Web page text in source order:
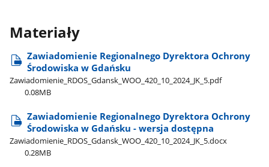
Materiały
Zawiadomienie Regionalnego Dyrektora Ochrony
Środowiska w Gdańsku
Zawiadomienie​_RDOS​_Gdansk​_WOO​_420​_10​_2024​_JK​_5.pdf
0.08MB
Zawiadomienie Regionalnego Dyrektora Ochrony
Środowiska w Gdańsku - wersja dostępna
Zawiadomienie​_RDOS​_Gdansk​_WOO​_420​_10​_2024​_JK​_5.docx
0.28MB